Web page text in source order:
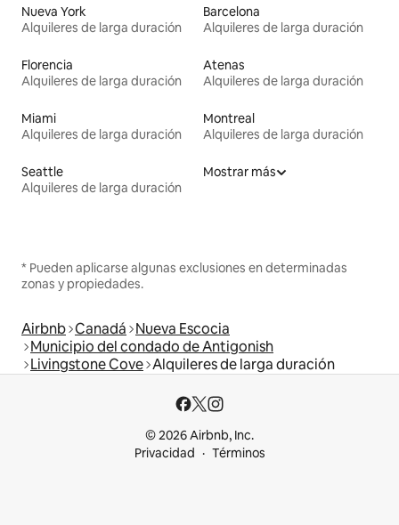
Nueva York
Alquileres de larga duración
Barcelona
Alquileres de larga duración
Florencia
Alquileres de larga duración
Atenas
Alquileres de larga duración
Miami
Alquileres de larga duración
Montreal
Alquileres de larga duración
Seattle
Alquileres de larga duración
Mostrar más
* Pueden aplicarse algunas exclusiones en determinadas
zonas y propiedades.
Airbnb Canadá Nueva Escocia
Municipio del condado de Antigonish
Livingstone Cove Alquileres de larga duración
© 2026 Airbnb, Inc.
Privacidad
Términos